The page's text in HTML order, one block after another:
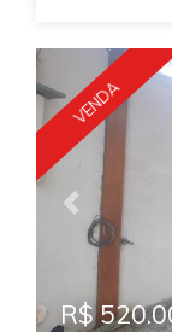
Previous
VENDA
R$